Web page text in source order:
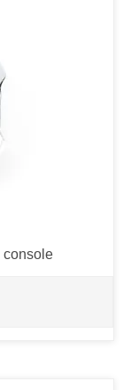
console